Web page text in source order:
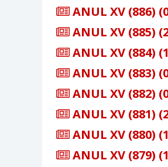
ANUL XV (886)
ANUL XV (885)
ANUL XV (884)
ANUL XV (883)
ANUL XV (882)
ANUL XV (881)
ANUL XV (880)
ANUL XV (879)